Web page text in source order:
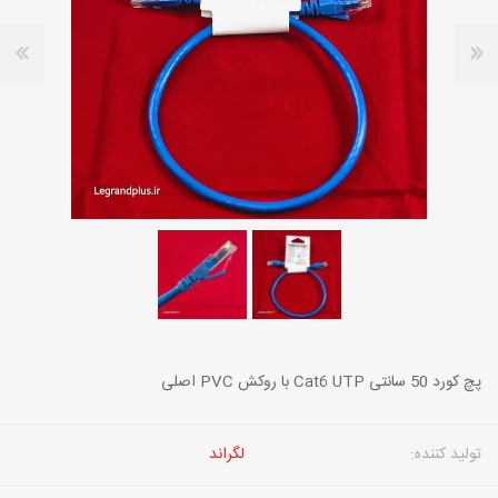
پچ کورد 50 سانتی Cat6 UTP با روکش PVC اصلی
تولید کننده: لگراند